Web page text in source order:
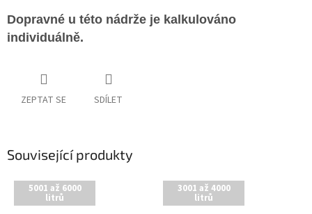
Dopravné u této nádrže je kalkulováno
individuálně.
ZEPTAT SE SDÍLET
Související produkty
5001 až 6000
litrů
3001 až 4000
litrů